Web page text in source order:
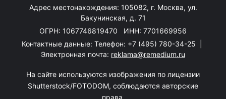
Адрес местонахождения: 105082, г. Москва, ул.
Бакунинская, д. 71
ОГРН: 1067746819470 ИНН: 7701669956
Контактные данные: Телефон: +7 (495) 780-34-25
Электронная почта: reklama@remedium.ru
На сайте используются изображения по лицензии
Shutterstock/FOTODOM, соблюдаются авторские